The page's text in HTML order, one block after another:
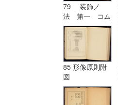
79 装飾ノ
法 第一 コム
プリケーション
及ヒコンヒユー
シヨン
85 形像原則附
図